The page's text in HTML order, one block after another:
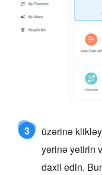
3 üzərinə
yerinə yetirin
daxil edin.